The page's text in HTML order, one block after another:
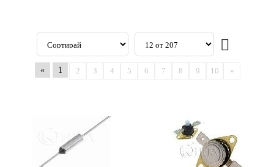
« 1 2 3 4 5 6 7 8 9 10 »